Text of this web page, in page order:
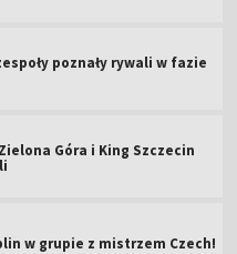
poznały rywali w fazie
Góra i King Szczecin
w grupie z mistrzem Czech!